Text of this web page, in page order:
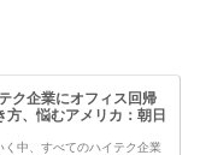
ク企業にオフィス回帰
、悩むアメリカ：朝日
中、すべてのハイテク企業